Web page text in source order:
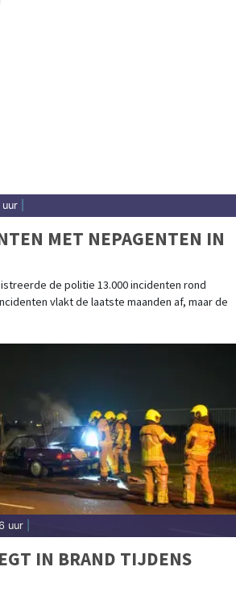
MET NEPAGENTEN IN
de politie 13.000 incidenten rond
vlakt de laatste maanden af, maar de
uur
IN BRAND TIJDENS